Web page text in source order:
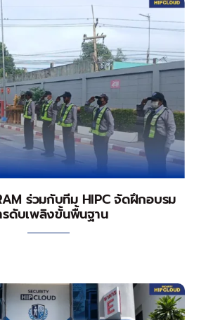
ร่วมกับทีม HIPC จัดฝึกอบรม
รดับเพลิงขั้นพื้นฐาน